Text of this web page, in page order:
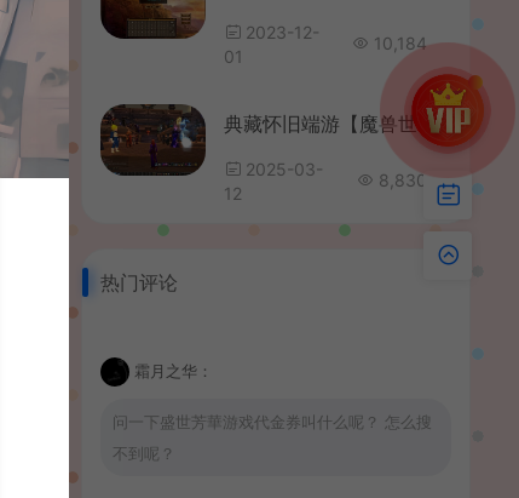
2023-12-
01
10,184
典藏怀旧端游【魔兽世界335一诺魔兽微变版】最新整理Win系服务端+PC客户端+网页注册+GM指令教程+详细搭建教程
2025-03-
12
8,830
热门评论
霜月之华：
问一下盛世芳華游戏代金券叫什么呢？ 怎么搜
不到呢？